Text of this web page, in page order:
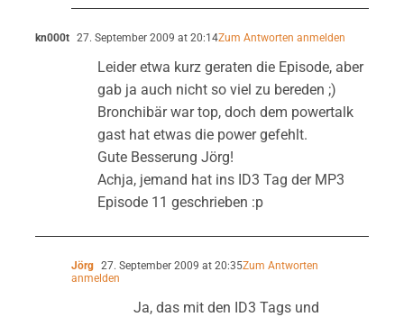
kn000t 27. September 2009 at 20:14Zum Antworten anmelden
Leider etwa kurz geraten die Episode, aber
gab ja auch nicht so viel zu bereden ;)
Bronchibär war top, doch dem powertalk
gast hat etwas die power gefehlt.
Gute Besserung Jörg!
Achja, jemand hat ins ID3 Tag der MP3
Episode 11 geschrieben :p
Jörg 27. September 2009 at 20:35Zum Antworten
anmelden
Ja, das mit den ID3 Tags und